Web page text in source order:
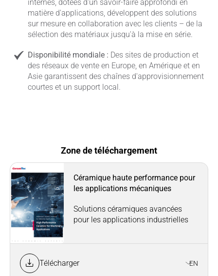
internes, dotées d'un savoir-faire approfondi en
matière d'applications, développent des solutions
sur mesure en collaboration avec les clients – de la
sélection des matériaux jusqu'à la mise en série.
Disponibilité mondiale : Des sites de production et
des réseaux de vente en Europe, en Amérique et en
Asie garantissent des chaînes d'approvisionnement
courtes et un support local.
Zone de téléchargement
Céramique haute performance pour
les applications mécaniques
Solutions céramiques avancées
pour les applications industrielles
Télécharger EN